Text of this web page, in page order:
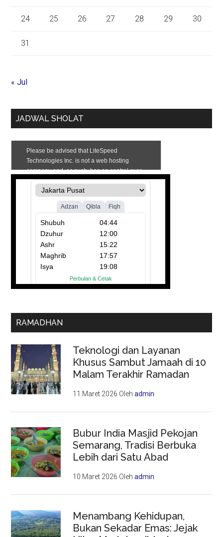
24 25 26 27 28 29 30
31
« Jul
JADWAL SHOLAT
RAMADHAN
Teknologi dan Layanan
Khusus Sambut Jamaah di 10
Malam Terakhir Ramadan
11 Maret 2026 Olehadmin
Bubur India Masjid Pekojan
Semarang, Tradisi Berbuka
Lebih dari Satu Abad
10 Maret 2026 Olehadmin
Menambang Kehidupan,
Bukan Sekadar Emas: Jejak